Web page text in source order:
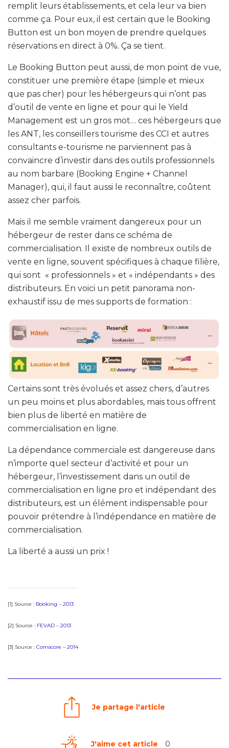
remplit leurs établissements, et cela leur va bien
comme ça. Pour eux, il est certain que le Booking
Button est un bon moyen de prendre quelques
réservations en direct à 0%. Ça se tient.
Le Booking Button peut aussi, de mon point de vue,
constituer une première étape (simple et mieux
que pas cher) pour les hébergeurs qui n’ont pas
d’outil de vente en ligne et pour qui le Yield
Management est un gros mot… ces hébergeurs que
les ANT, les conseillers tourisme des CCI et autres
consultants e-tourisme ne parviennent pas à
convaincre d’investir dans des outils professionnels
au nom barbare (Booking Engine + Channel
Manager), qui, il faut aussi le reconnaître, coûtent
assez cher parfois.
Mais il me semble vraiment dangereux pour un
hébergeur de rester dans ce schéma de
commercialisation. Il existe de nombreux outils de
vente en ligne, souvent spécifiques à chaque filière,
qui sont « professionnels » et « indépendants » des
distributeurs. En voici un petit panorama non-
exhaustif issu de mes supports de formation :
Certains sont très évolués et assez chers, d’autres
un peu moins et plus abordables, mais tous offrent
bien plus de liberté en matière de
commercialisation en ligne.
La dépendance commerciale est dangereuse dans
n’importe quel secteur d’activité et pour un
hébergeur, l’investissement dans un outil de
commercialisation en ligne pro et indépendant des
distributeurs, est un élément indispensable pour
pouvoir prétendre à l’indépendance en matière de
commercialisation.
La liberté a aussi un prix !
[1] Source : Booking – 2013
[2] Source : FEVAD – 2013
[3] Source : Comscore – 2014
Je partage l'article
J'aime cet article 0